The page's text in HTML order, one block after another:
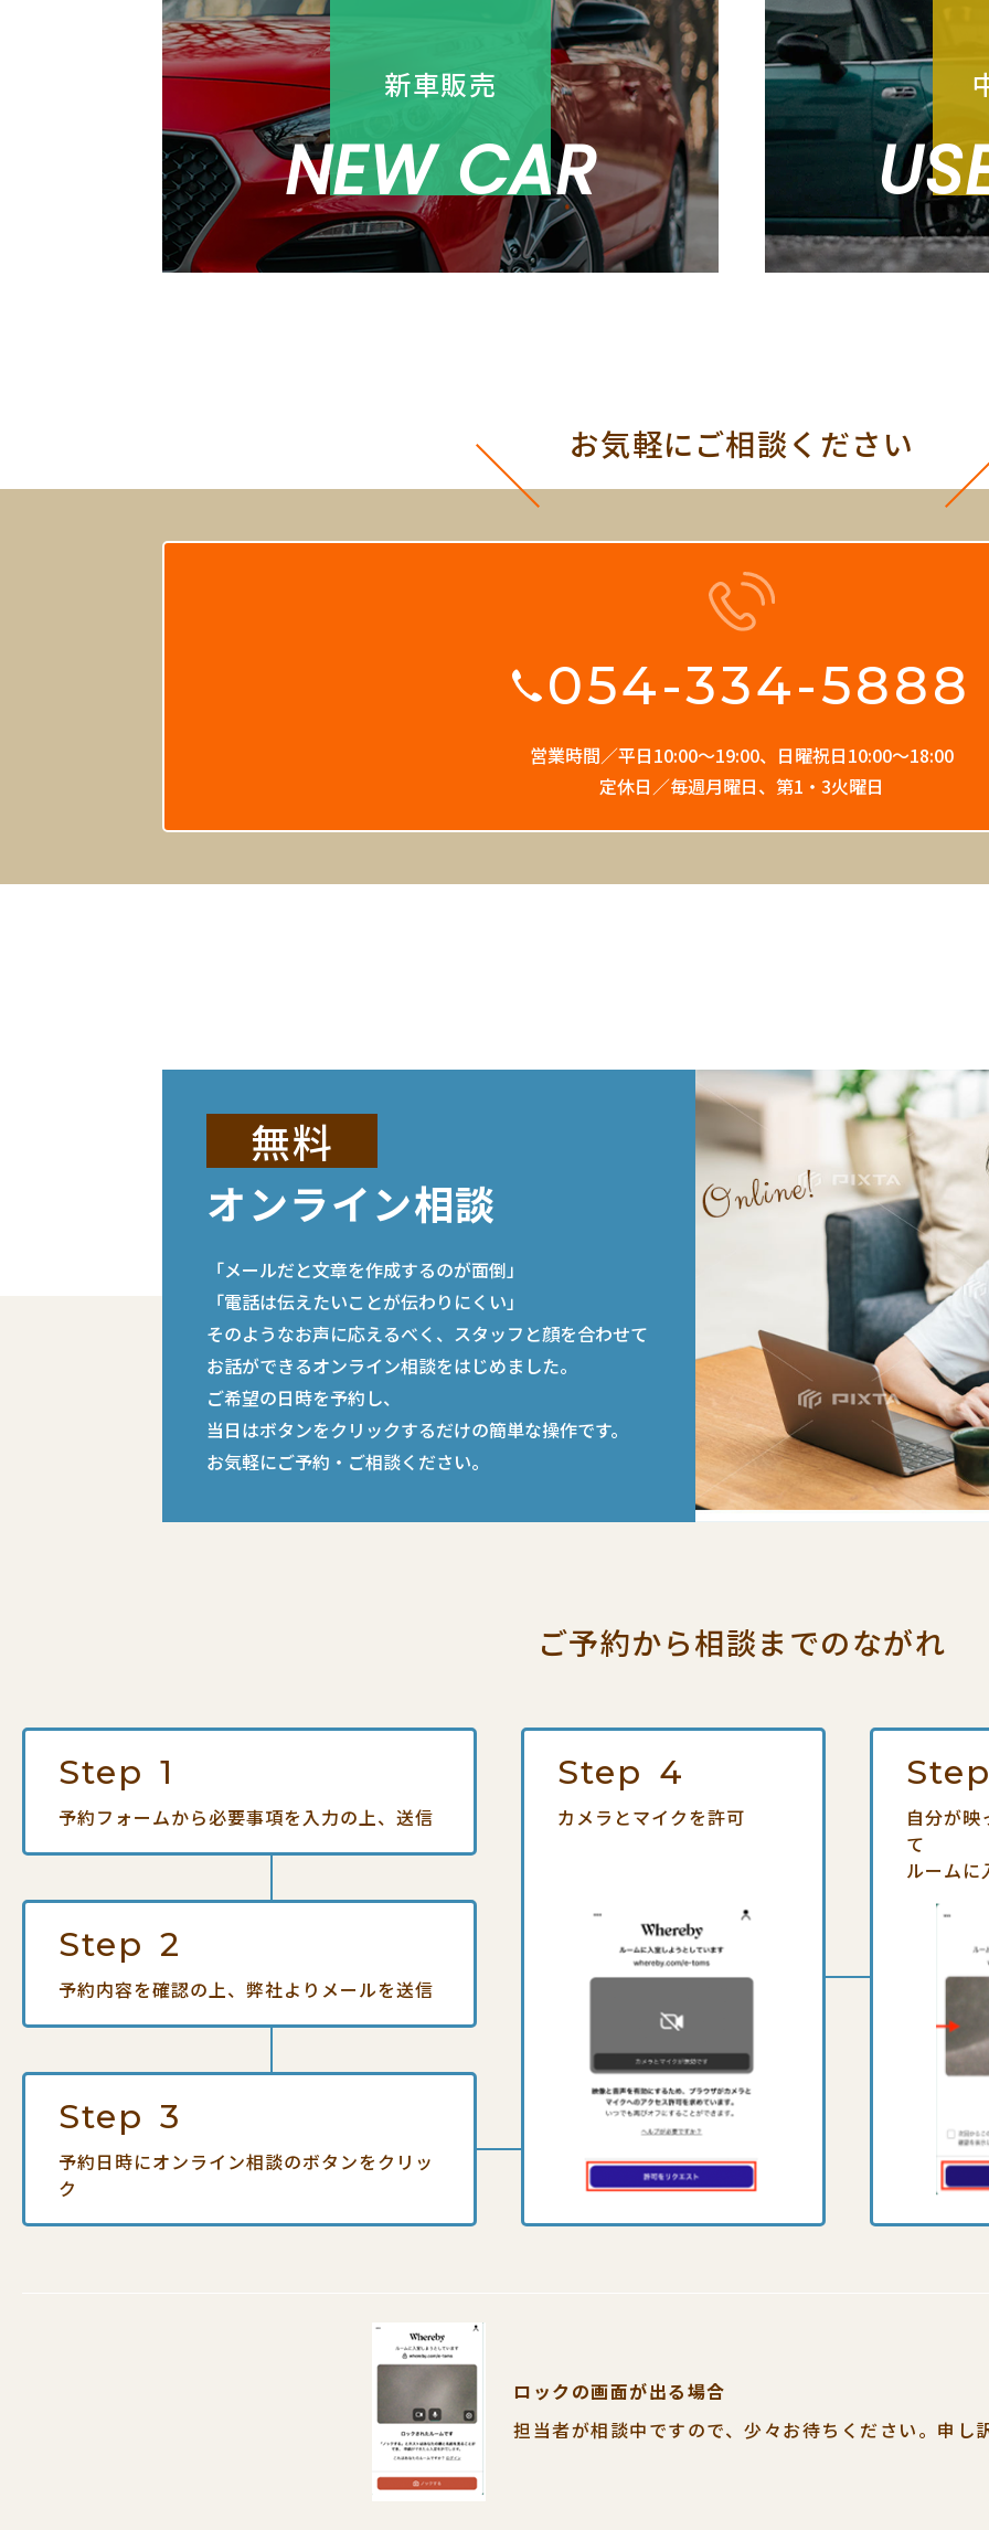
新車販売
NEW CAR
お気軽にご相談ください
054-334-5888
営業時間／平日10:00〜19:00、 日曜祝日10:00〜18:00
定休日／毎週月曜日、第1・3火曜日
無料
オンライン相談
「メールだと文章を作成するのが面倒」
「電話は伝えたいことが伝わりにくい」
そのようなお声に応えるべく、スタッフと顔を合わせて
お話ができるオンライン相談をはじめました。
ご希望の日時を予約し、
当日はボタンをクリックするだけの簡単な操作です。
お気軽にご予約・ご相談ください。
ご予約から相談までのながれ
Step 1
予約フォームから必要事項を入力の上、送信
Step 2
予約内容を確認の上、弊社よりメールを送信
Step 3
予約日時にオンライン相談のボタンをクリッ
ク
Step 4
カメラとマイクを許可
自分が映
て
ルームに
ロックの画面が出る場合
担当者が相談中ですので、少々お待ちください。 申し